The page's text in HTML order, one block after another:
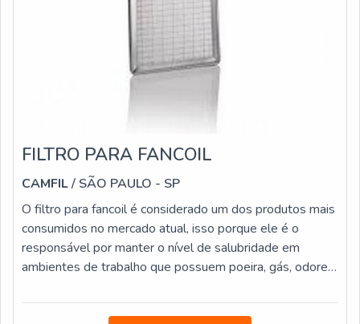
FILTRO PARA FANCOIL
CAMFIL/ SÃO PAULO - SP
O filtro para fancoil é considerado um dos produtos mais
consumidos no mercado atual, isso porque ele é o
responsável por manter o nível de salubridade em
ambientes de trabalho que possuem poeira, gás, odores,
a saúde dos colaboradores.Os filtros industriais